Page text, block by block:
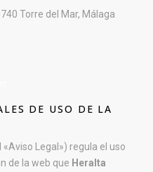
Torre del Mar, Málaga
DE USO DE LA
Legal») regula el uso
de la web que Heralta